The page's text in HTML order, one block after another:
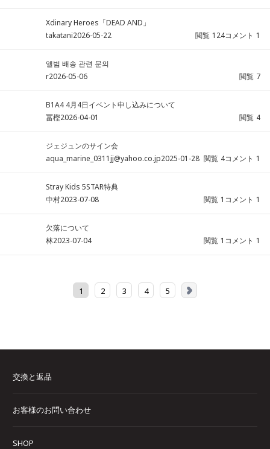
Xdinary Heroes「DEAD AND」
takatani2026-05-22 閲覧 124コメント 1
앨범 배송 관련 문의
r2026-05-06 閲覧 7
B1A4 4月4日イベント申し込みについて
冨樫2026-04-01 閲覧 4
ジェジュンのサイン会
aqua_marine_0311jj@yahoo.co.jp2025-01-28 閲覧 4コメント 1
Stray Kids 5STAR特典
中村2023-07-08 閲覧 1 コメント 1
欠落について
林2023-07-04 閲覧 1 コメント 1
1 2 3 4 5
交換と返品
お客様のお問い合わせ
SHOP